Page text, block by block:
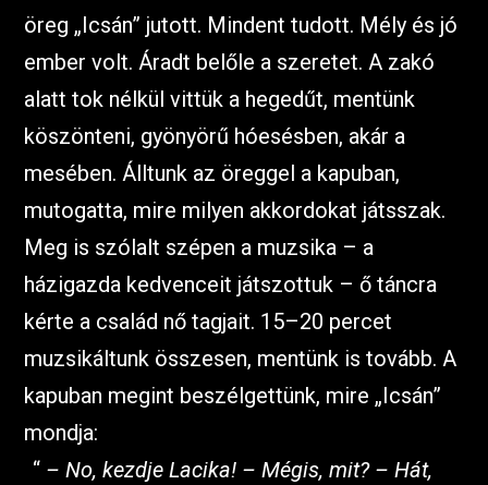
öreg „Icsán” jutott. Mindent tudott. Mély és jó
ember volt. Áradt belőle a szeretet. A zakó
alatt tok nélkül vittük a hegedűt, mentünk
köszönteni, gyönyörű hóesésben, akár a
mesében. Álltunk az öreggel a kapuban,
mutogatta, mire milyen akkordokat játsszak.
Meg is szólalt szépen a muzsika – a
házigazda kedvenceit játszottuk ­– ő táncra
kérte a család nő tagjait. 15–20 percet
muzsikáltunk összesen, mentünk is tovább. A
kapuban megint beszélgettünk, mire „Icsán”
mondja:
– No, kezdje Lacika! – Mégis, mit? – Hát,